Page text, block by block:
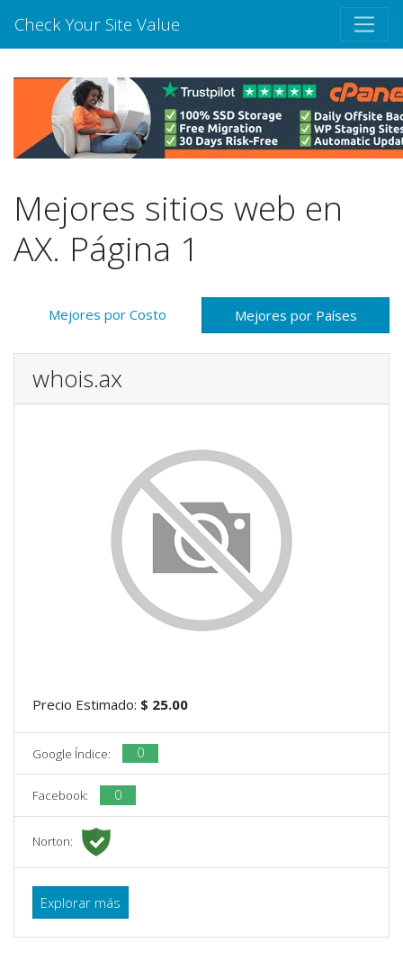
Check Your Site Value
Mejores sitios web en
AX. Página 1
Mejores por Costo Mejores por Países
whois.ax
Precio Estimado: $ 25.00
Google Índice: 0
Facebook: 0
Norton:
Explorar más